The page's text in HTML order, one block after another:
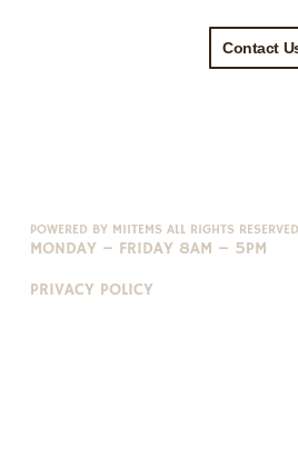
Contact
POWERED BY MIITEMS ALL RIGHTS
MONDAY – FRIDAY 8AM – 5PM
PRIVACY POLICY